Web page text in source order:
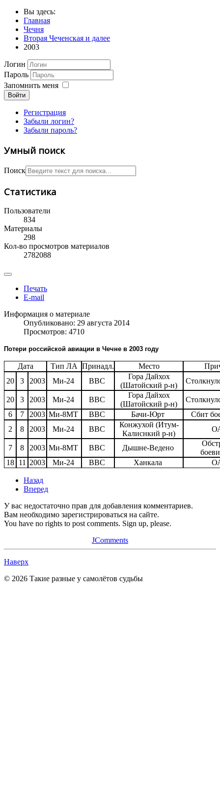
Вы здесь:
Главная
Чечня
Вторая Чеченская и далее
2003
Логин
Пароль
Запомнить меня
Войти
Регистрация
Забыли логин?
Забыли пароль?
Умный поиск
Поиск
Статистика
Пользователи
834
Материалы
298
Кол-во просмотров материалов
2782088
Печать
E-mail
Информация о материале
Опубликовано: 29 августа 2014
Просмотров: 4710
Потери российской авиации в Чечне в 2003 году
Дата Тип ЛА Принадл. Место
20
3 2003 Ми-24 ВВС
Гора Дайхох
(Шатойский р-н)
20 3 2003 Ми-24 ВВС
Гора Дайхох
(Шатойский р-н)
6
7 2003 Ми-8МТ ВВС Бачи-Юрт
Сбит
2
8 2003 Ми-24 ВВС
Конжухой (Итум-
Калиснкий р-н)
7 8 2003 Ми-8МТ ВВС Дышне-Ведено
18
11 2003 Ми-24 ВВС Ханкала
Назад
Вперед
У вас недостаточно прав для добавления комментариев.
Вам необходимо зарегистрироваться на сайте.
You have no rights to post comments. Sign up, please.
JComments
Наверх
© 2026 Такие разные у самолётов судьбы